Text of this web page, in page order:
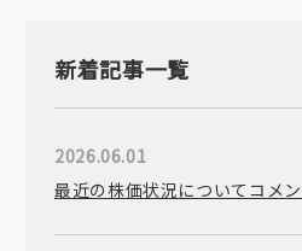
新着記事一覧
2026.06.01
最近の株価状況についてコメ